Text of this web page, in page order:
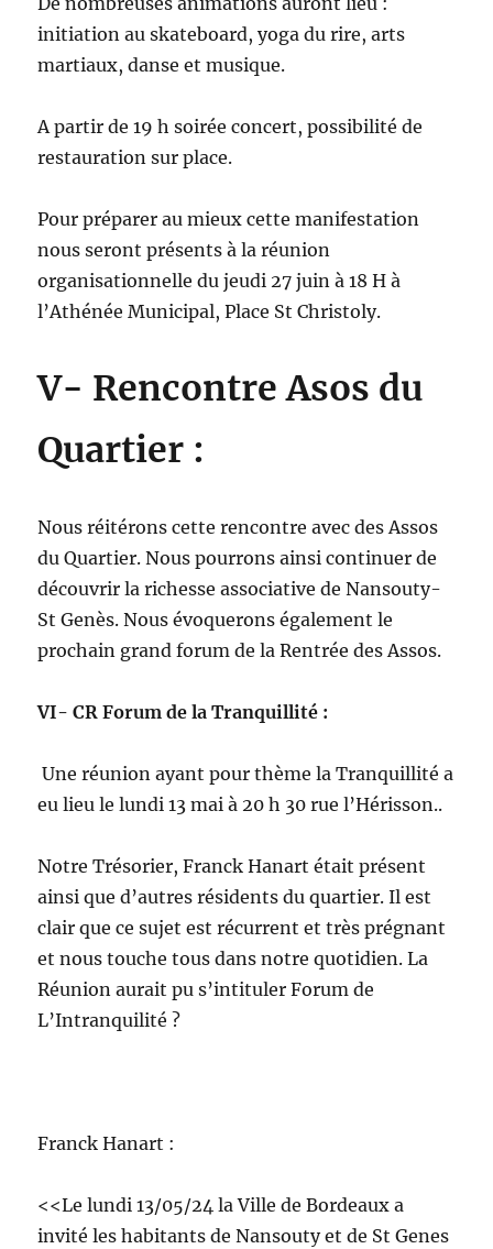
initiation au skateboard, yoga du rire, arts
martiaux, danse et musique.
A partir de 19 h soirée concert, possibilité de
restauration sur place.
Pour préparer au mieux cette manifestation
nous seront présents à la réunion
organisationnelle du jeudi 27 juin à 18 H à
l’Athénée Municipal, Place St Christoly.
V- Rencontre Asos du
Quartier :
Nous réitérons cette rencontre avec des Assos
du Quartier. Nous pourrons ainsi continuer de
découvrir la richesse associative de Nansouty-
St Genès. Nous évoquerons également le
prochain grand forum de la Rentrée des Assos.
VI- CR Forum de la Tranquillité :
Une réunion ayant pour thème la Tranquillité a
eu lieu le lundi 13 mai à 20 h 30 rue l’Hérisson..
Notre Trésorier, Franck Hanart était présent
ainsi que d’autres résidents du quartier. Il est
clair que ce sujet est récurrent et très prégnant
et nous touche tous dans notre quotidien. La
Réunion aurait pu s’intituler Forum de
L’Intranquilité ?
Franck Hanart :
<<Le lundi 13/05/24 la Ville de Bordeaux a
invité les habitants de Nansouty et de St Genes